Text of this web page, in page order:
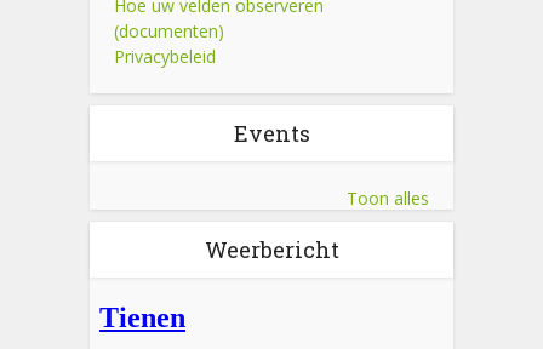
Hoe uw velden observeren
(documenten)
Privacybeleid
Events
Toon alles
Weerbericht